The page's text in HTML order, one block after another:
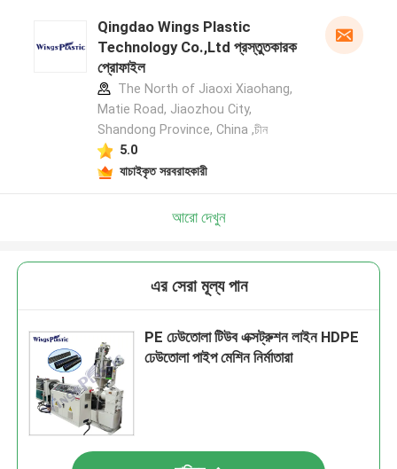
Qingdao Wings Plastic
Technology Co.,Ltd প্রস্তুতকারক
প্রোফাইল
The North of Jiaoxi Xiaohang,
Matie Road, Jiaozhou City,
Shandong Province, China ,চীন
5.0
যাচাইকৃত সরবরাহকারী
আরো দেখুন
এর সেরা মূল্য পান
PE ঢেউতোলা টিউব এক্সট্রুশন লাইন HDPE
ঢেউতোলা পাইপ মেশিন নির্মাতারা